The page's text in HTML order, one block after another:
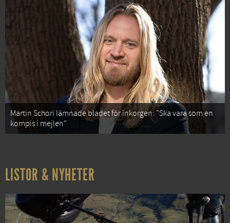
Martin Schori lämnade bladet för inkorgen: ”Ska vara som en
kompis i mejlen”
LISTOR & NYHETER